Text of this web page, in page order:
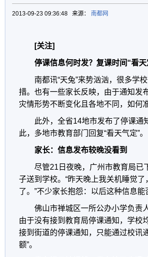
2013-09-23 09:36:48 来源： 南都网
[关注]
停课信息何时发？复课时间“看天
南都讯“天兔”来势汹汹，很多学
措。也有一些家长反映，由于通知发
灾情形势不断变化且各地不同，如何
此外，全省14地市发布了停课
此，多地市教育部门回复“看天气定”。
家长：信息发布较晚没看到
尽管21日夜晚，广州市教育局已
子送到学校。“昨天晚上我关机睡觉
了。”不少家长抱怨：以后这种信息能
佛山市禅城区一所公办小学负责
由于没有接到教育局停课通知，学校
接到街道的停课通知，只能通过校讯
额”。